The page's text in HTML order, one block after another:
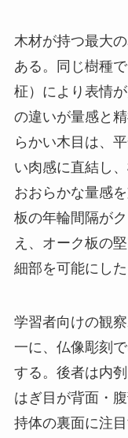
木材が持つ最大
ある。同じ樹種
柾）により表情
の違いが量感と
らかい木目は、
い肉感に直結し
おおらかな量感
板の年輪間隔が
え、オーク板の
細部を可能にした
学習者向けの観
一に、仏像彫刻
する。後者は内
はぎ目が背面・
持体の裏面に注